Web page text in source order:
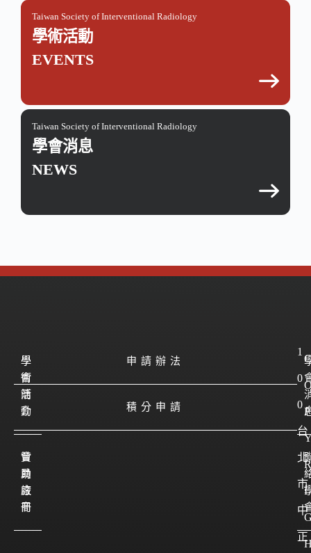
Taiwan Society of Interventional Radiology
學術活動
EVENTS
Taiwan Society of Interventional Radiology
學會消息
NEWS
學
會
簡
介
會
員
註
冊
學
術
活
動
贊
助
廠
商
申請辦法
積分申請
1
0
0
台
北
市
中
正
C
P
R
I